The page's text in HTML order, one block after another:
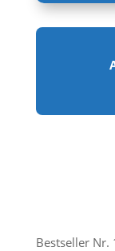
Bestseller Nr.